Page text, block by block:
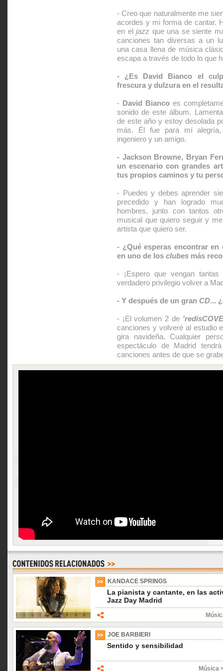
- Creo que naturalmente me
acordes y mi forma de cantar.
en el jazz que una se siente
canciones tan diversas a un
una casa llena de música
escapa a través de todo lo que
- ¿Es David Bianco el
frescura y dulzura en el
- David Bianco es
sonido de este álbum.
de este año y estoy desolada
más. Él fue para mí
ingeniero y un amigo.
- Jackson Browne, Bryan
un escenario con grandes
tus propios caminos y tu
- Puedes y debes aprender
precedido y han logrado
hombres, junto con tantos
musical que quiero seguir y
artista que quiero ser.
- ¿Qué esperas encontrar en
en uno de los clubes más
- ¡Espero que vengan
verdadero privilegio volver a
- Y después de un gran CD...
- ¡El volumen 2 de
canciones y volveré al estudio
gira navideña. Cualquier
espectáculo de Madrid
canciones antes de que se
KANDACE SPRINGS
La pianista y cantante, en las
Jazz Day Madrid
JOE BARBIERI
Sentido y sensibilidad
Música